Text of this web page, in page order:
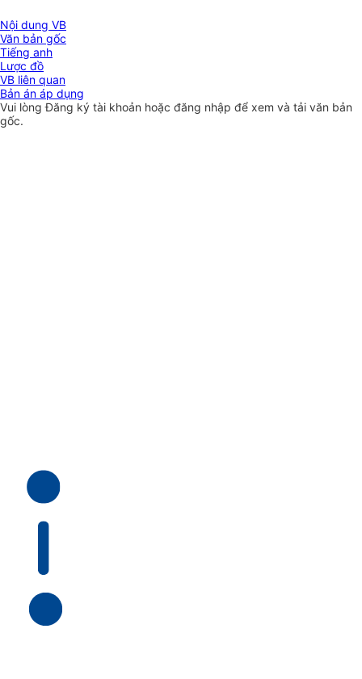
Nội dung VB
Văn bản gốc
Tiếng anh
Lược đồ
VB liên quan
Bản án áp dụng
Vui lòngĐăng ký tài khoản hoặc đăng nhập để xem và tải văn bản
gốc.